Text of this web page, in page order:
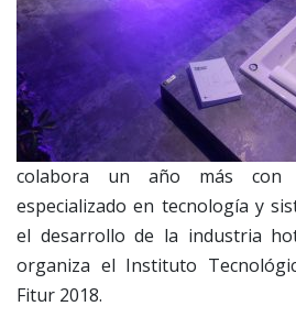
colabora un año más con
especializado en tecnología y
el desarrollo de la industria
organiza el Instituto
Fitur 2018.